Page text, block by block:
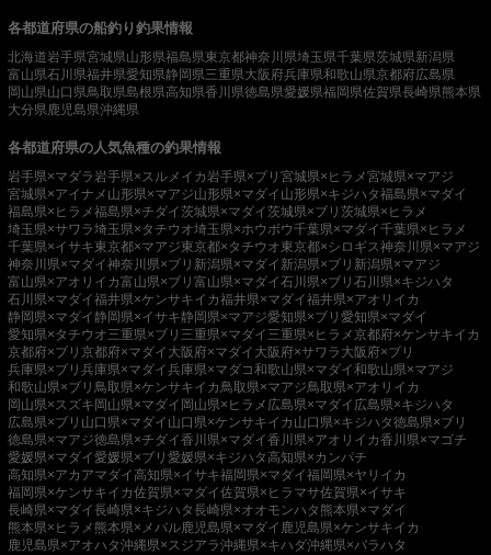
各都道府県の船釣り釣果情報
北海道岩手県宮城県山形県福島県東京都神奈川県埼玉県千葉県茨城県新潟県
富山県石川県福井県愛知県静岡県三重県大阪府兵庫県和歌山県京都府広島県
岡山県山口県鳥取県島根県高知県香川県徳島県愛媛県福岡県佐賀県長崎県熊本県
大分県鹿児島県沖縄県
各都道府県の人気魚種の釣果情報
岩手県×マダラ岩手県×スルメイカ岩手県×ブリ 宮城県×ヒラメ宮城県×マアジ
宮城県×アイナメ 山形県×マアジ山形県×マダイ 山形県×キジハタ福島県×マダイ
福島県×ヒラメ福島県×チダイ茨城県×マダイ茨城県×ブリ 茨城県×ヒラメ
埼玉県×サワラ埼玉県×タチウオ埼玉県×ホウボウ千葉県×マダイ千葉県×ヒラメ
千葉県×イサキ東京都×マアジ東京都×タチウオ東京都×シロギス神奈川県×マアジ
神奈川県×マダイ神奈川県×ブリ 新潟県×マダイ 新潟県×ブリ 新潟県×マアジ
富山県×アオリイカ富山県×ブリ 富山県×マダイ石川県×ブリ 石川県×キジハタ
石川県×マダイ福井県×ケンサキイカ福井県×マダイ福井県×アオリイカ
静岡県×マダイ 静岡県×イサキ静岡県×マアジ愛知県×ブリ 愛知県×マダイ
愛知県×タチウオ三重県×ブリ 三重県×マダイ 三重県×ヒラメ京都府×ケンサキイカ
京都府×ブリ 京都府×マダイ 大阪府×マダイ 大阪府×サワラ 大阪府×ブリ
兵庫県×ブリ 兵庫県×マダイ兵庫県×マダコ和歌山県×マダイ和歌山県×マアジ
和歌山県×ブリ 鳥取県×ケンサキイカ鳥取県×マアジ鳥取県×アオリイカ
岡山県×スズキ 岡山県×マダイ 岡山県×ヒラメ 広島県×マダイ 広島県×キジハタ
広島県×ブリ 山口県×マダイ 山口県×ケンサキイカ 山口県×キジハタ徳島県×ブリ
徳島県×マアジ徳島県×チダイ香川県×マダイ香川県×アオリイカ香川県×マゴチ
愛媛県×マダイ愛媛県×ブリ 愛媛県×キジハタ高知県×カンパチ
高知県×アカアマダイ高知県×イサキ福岡県×マダイ福岡県×ヤリイカ
福岡県×ケンサキイカ佐賀県×マダイ佐賀県×ヒラマサ佐賀県×イサキ
長崎県×マダイ長崎県×キジハタ長崎県×オオモンハタ 熊本県×マダイ
熊本県×ヒラメ 熊本県×メバル鹿児島県×マダイ 鹿児島県×ケンサキイカ
鹿児島県×アオハタ沖縄県×スジアラ沖縄県×キハダ沖縄県×バラハタ